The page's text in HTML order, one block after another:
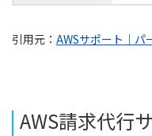
引用元： AWSサポート｜パ
AWS請求代行